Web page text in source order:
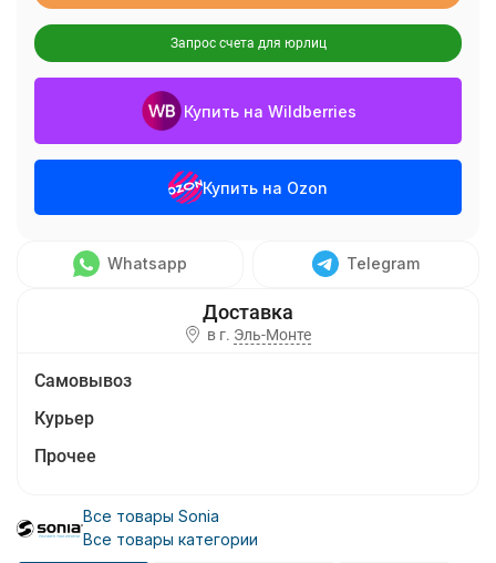
Запрос счета для юрлиц
Купить на Wildberries
Купить на Ozon
Whatsapp Telegram
в г. Эль-Монте
Самовывоз
Курьер
Прочее
Все товары Sonia
Все товары категории